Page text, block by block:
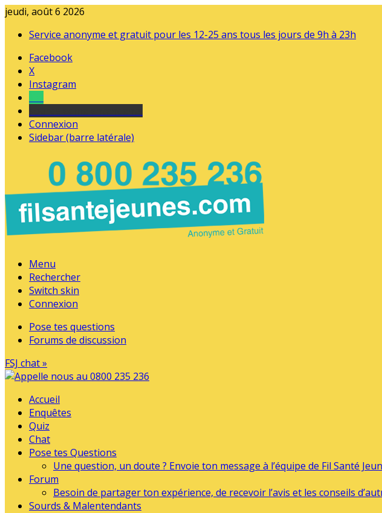
jeudi, août 6 2026
Service anonyme et gratuit pour les 12-25 ans tous les jours de 9h à 23h
Facebook
X
Instagram
Connexion
Sidebar (barre latérale)
Menu
Rechercher
Switch skin
Connexion
Pose tes questions
Forums de discussion
FSJ chat »
Accueil
Enquêtes
Quiz
Chat
Pose tes Questions
Une question, un doute ? Envoie ton message à l’équipe de Fil Santé
Forum
Besoin de partager ton expérience, de recevoir l’avis et les conseils
Sourds & Malentendants